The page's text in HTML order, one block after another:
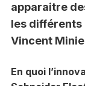
apparaitre
les différents
Vincent
En quoi